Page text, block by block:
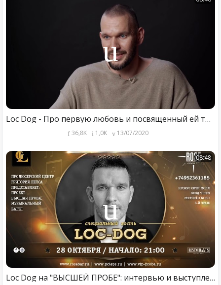
Loc Dog - Про первую любовь и посвященный ей трек "Подгрузило"
36,8K 1,0K 13/07/2020
08:48
Loc Dog на "ВЫСШЕЙ ПРОБЕ": интервью и выступление (На расстоянии, Фонари)